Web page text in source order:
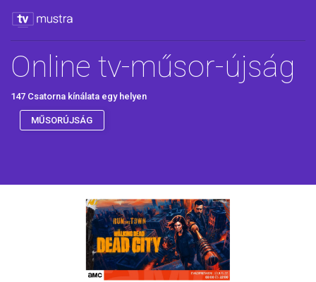
Online tv-műsor-újság
147 Csatorna kínálata egy helyen
MŰSORÚJSÁG